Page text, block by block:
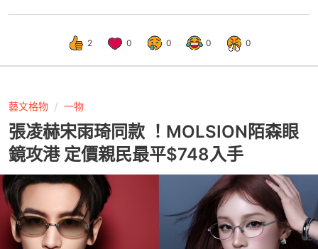
2 0 0 0 0
藝文格物 一物
張凌赫宋雨琦同款 ！MOLSION陌森眼
鏡攻港 定價親民最平$748入手